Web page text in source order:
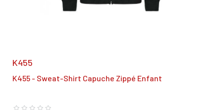
K455
K455 - Sweat-Shirt Capuche Zippé Enfant